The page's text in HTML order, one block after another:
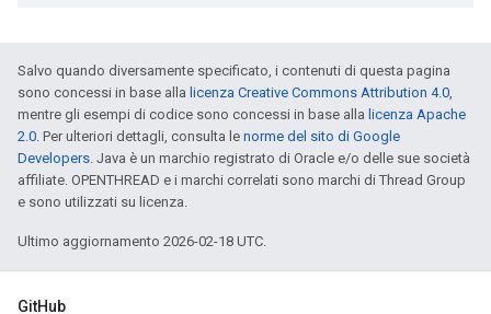
Salvo quando diversamente specificato, i contenuti di questa pagina
sono concessi in base alla licenza Creative Commons Attribution 4.0,
mentre gli esempi di codice sono concessi in base alla licenza Apache
2.0. Per ulteriori dettagli, consulta le norme del sito di Google
Developers. Java è un marchio registrato di Oracle e/o delle sue società
affiliate. OPENTHREAD e i marchi correlati sono marchi di Thread Group
e sono utilizzati su licenza.
Ultimo aggiornamento 2026-02-18 UTC.
GitHub